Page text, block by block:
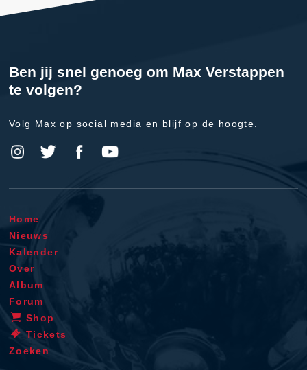
Ben jij snel genoeg om Max Verstappen
te volgen?
Volg Max op social media en blijf op de hoogte.
Home
Nieuws
Kalender
Over
Album
Forum
Shop
Tickets
Zoeken